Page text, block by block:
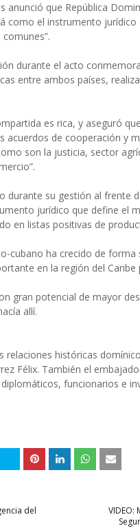
anunció que República
como el instrumento
durante el acto
entre ambos países,
es rica, y aseguró
acuerdos de cooperación y
son la justicia, sector
durante su gestión al frente
jurídico que define el
en listas positivas de
cubano ha crecido de
en la región del Caribe
gran potencial de mayor
allí.
relaciones históricas
Félix. También el
funcionarios e
VIDEO:
del